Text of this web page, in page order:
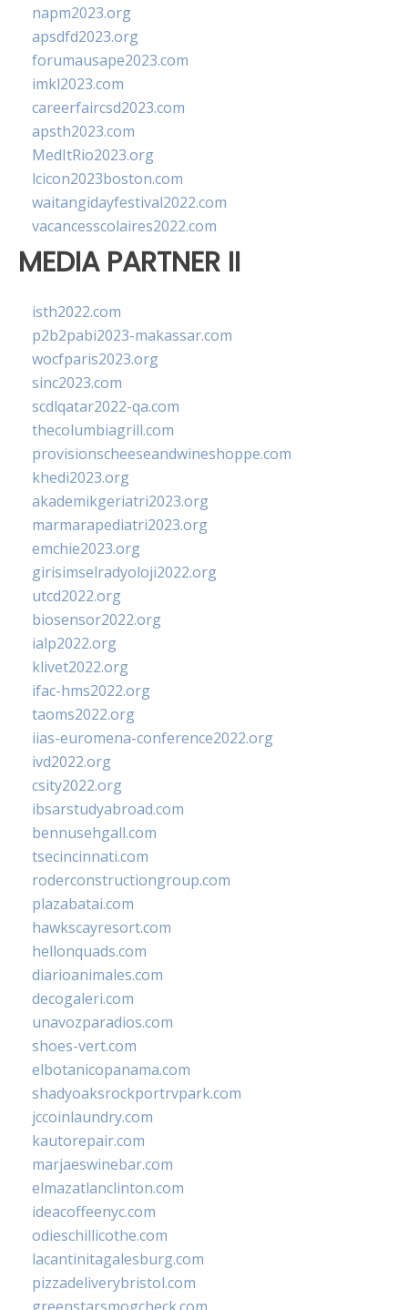
napm2023.org
apsdfd2023.org
forumausape2023.com
imkl2023.com
careerfaircsd2023.com
apsth2023.com
MedItRio2023.org
lcicon2023boston.com
waitangidayfestival2022.com
vacancesscolaires2022.com
MEDIA PARTNER II
isth2022.com
p2b2pabi2023-makassar.com
wocfparis2023.org
sinc2023.com
scdlqatar2022-qa.com
thecolumbiagrill.com
provisionscheeseandwineshoppe.com
khedi2023.org
akademikgeriatri2023.org
marmarapediatri2023.org
emchie2023.org
girisimselradyoloji2022.org
utcd2022.org
biosensor2022.org
ialp2022.org
klivet2022.org
ifac-hms2022.org
taoms2022.org
iias-euromena-conference2022.org
ivd2022.org
csity2022.org
ibsarstudyabroad.com
bennusehgall.com
tsecincinnati.com
roderconstructiongroup.com
plazabatai.com
hawkscayresort.com
hellonquads.com
diarioanimales.com
decogaleri.com
unavozparadios.com
shoes-vert.com
elbotanicopanama.com
shadyoaksrockportrvpark.com
jccoinlaundry.com
kautorepair.com
marjaeswinebar.com
elmazatlanclinton.com
ideacoffeenyc.com
odieschillicothe.com
lacantinitagalesburg.com
pizzadeliverybristol.com